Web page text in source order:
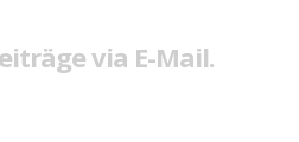
via E-Mail.